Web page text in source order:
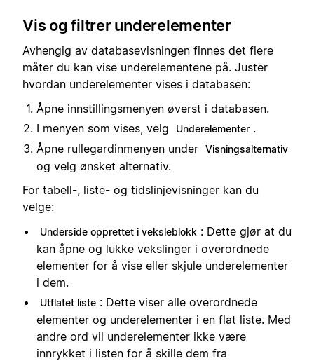
Vis og filtrer underelementer
Avhengig av databasevisningen finnes det flere
måter du kan vise underelementene på. Juster
hvordan underelementer vises i databasen:
Åpne innstillingsmenyen øverst i databasen.
I menyen som vises, velg
Underelementer .
Åpne rullegardinmenyen under Visningsalternativ
og velg ønsket alternativ.
For tabell-, liste- og tidslinjevisninger kan du
velge:
Underside opprettet i veksleblokk : Dette gjør at du
kan åpne og lukke vekslinger i overordnede
elementer for å vise eller skjule underelementer
i dem.
Utflatet liste : Dette viser alle overordnede
elementer og underelementer i en flat liste. Med
andre ord vil underelementer ikke være
innrykket i listen for å skille dem fra